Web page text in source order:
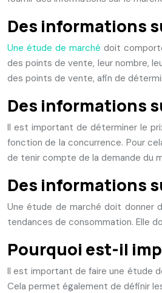
Des informations
Une étude de marché doit
des points de vente, leur nombre,
des points de vente, afin de
Des informations
Il est important de déterminer le
fonction de la concurrence. Pour
de tenir compte de la demande du
Des informations
Une étude de marché doit donner
tendances de consommation. Elle
Pourquoi est-il
Il est important de faire une étude
Cela permet également de définir